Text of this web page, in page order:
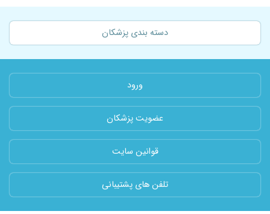
دسته بندی پزشکان
ورود
عضویت پزشکان
قوانین سایت
تلفن های پشتیبانی